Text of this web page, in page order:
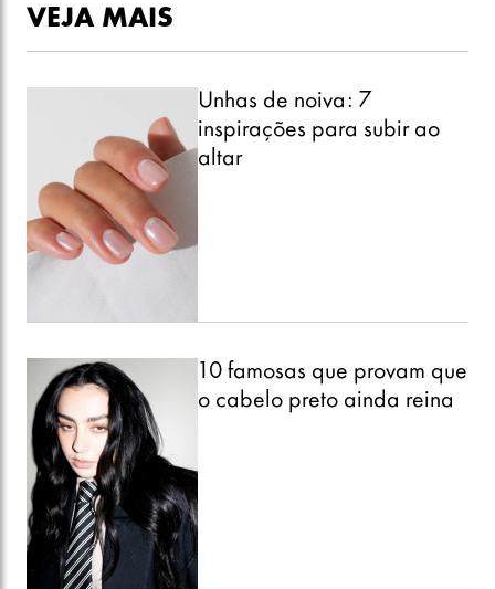
VEJA MAIS
Unhas de noiva: 7
inspirações para subir ao
altar
10 famosas que provam que
o cabelo preto ainda reina